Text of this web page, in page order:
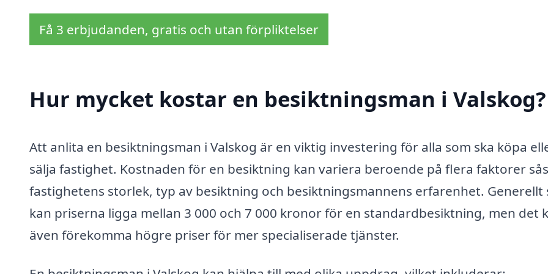
Få 3 erbjudanden, gratis och utan förpliktelser
Hur mycket kostar en besiktningsman i Valskog?
Att anlita en besiktningsman i Valskog är en viktig investering för alla som ska köpa
sälja fastighet. Kostnaden för en besiktning kan variera beroende på flera faktorer
fastighetens storlek, typ av besiktning och besiktningsmannens erfarenhet. Generellt
kan priserna ligga mellan 3 000 och 7 000 kronor för en standardbesiktning, men det
även förekomma högre priser för mer specialiserade tjänster.